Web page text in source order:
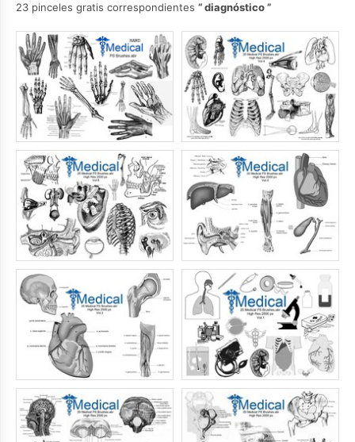
23 pinceles gratis correspondientes
diagnóstico